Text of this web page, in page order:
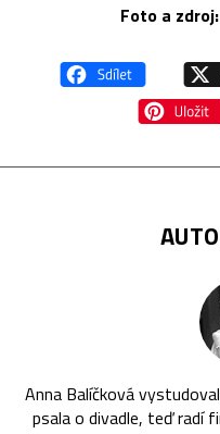
Foto a zdroj:
Anna Balíčková
psala o divadle, teď radí